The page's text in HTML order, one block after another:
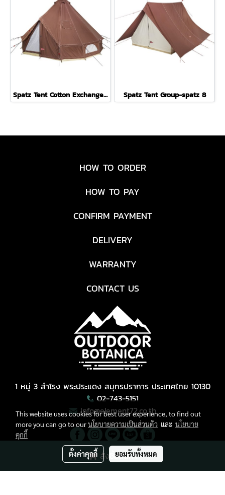
สั่งซื้อสินค้า
Spatz Tent Cotton Exchange 4 Spatz Tent Group-spatz 8
HOW TO ORDER
HOW TO PAY
CONFIRM PAYMENT
DELIVERY
WARRANTY
CONTACT US
1 หมู่ 3 สำโรง พระประแดง สมุทรปราการ ประเทศไทย 10130
02-743-5151
Info@element72.co.th
Copyright © All Right Reserved.
This website uses cookies for best user experience, to find out
more you can go to ourนโยบายความเป็นส่วนตัว และ นโยบาย
คุกกี้
ตั้งค่าคุกกี้ ยอมรับทั้งหมด